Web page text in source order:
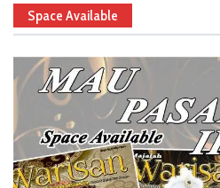
Space Available